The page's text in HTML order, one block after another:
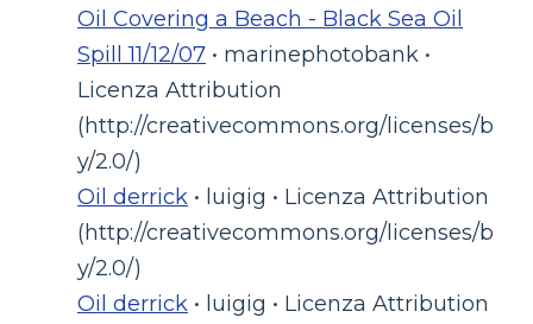
Oil Covering a Beach - Black Sea Oil
Spill 11/12/07 • marinephotobank •
Licenza Attribution
(http://creativecommons.org/licenses/b
y/2.0/)
Oil derrick • luigig • Licenza Attribution
(http://creativecommons.org/licenses/b
y/2.0/)
Oil derrick • luigig • Licenza Attribution